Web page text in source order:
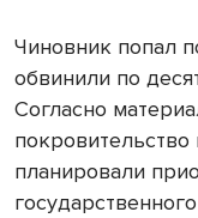
Чиновник попал
обвинили по
Согласно
планировали